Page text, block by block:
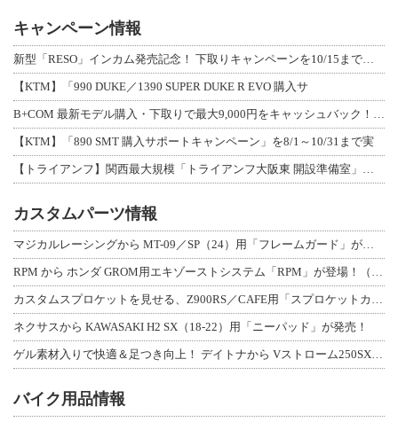
キャンペーン情報
新型「RESO」インカム発売記念！ 下取りキャンペーンを10/15まで延長して開
【KTM】「990 DUKE／1390 SUPER DUKE R EVO 購入サ
B+COM 最新モデル購入・下取りで最大9,000円をキャッシュバック！「B+F
【KTM】「890 SMT 購入サポートキャンペーン」を8/1～10/31まで実
【トライアンフ】関西最大規模「トライアンフ大阪東 開設準備室」がオープン！ 限定
カスタムパーツ情報
マジカルレーシングから MT-09／SP（24）用「フレームガード」が登場！
RPM から ホンダ GROM用エキゾーストシステム「RPM」が登場！（動画あり
カスタムスプロケットを見せる、Z900RS／CAFE用「スプロケットカバーフルキ
ネクサスから KAWASAKI H2 SX（18-22）用「ニーパッド」が発売！
ゲル素材入りで快適＆足つき向上！ デイトナから Vストローム250SX用「快適ロ
バイク用品情報